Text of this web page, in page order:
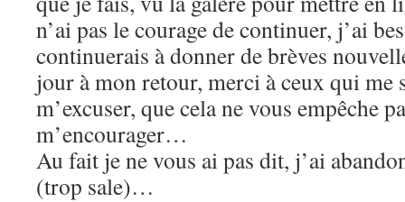
n’ai pas le courage de continuer, j’ai
continuerais à donner de brèves
jour à mon retour, merci à ceux qui
m’excuser, que cela ne vous empêche
m’encourager…
Au fait je ne vous ai pas dit, j’ai
(trop sale)…